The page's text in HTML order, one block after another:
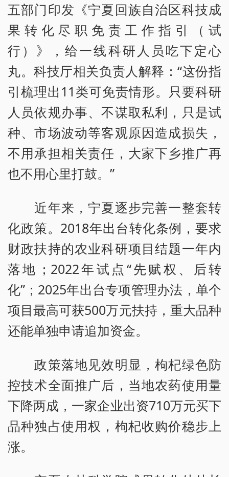
五部门印发《宁夏回族自治区科技成
果转化尽职免责工作指引（试
行）》，给一线科研人员吃下定心
丸。科技厅相关负责人解释：“这份指
引梳理出11类可免责情形。只要科研
人员依规办事、不谋取私利，只是试
种、市场波动等客观原因造成损失，
不用承担相关责任，大家下乡推广再
也不用心里打鼓。”
近年来，宁夏逐步完善一整套转
化政策。2018年出台转化条例，要求
财政扶持的农业科研项目结题一年内
落地；2022年试点“先赋权、后转
化”；2025年出台专项管理办法，单个
项目最高可获500万元扶持，重大品种
还能单独申请追加资金。
政策落地见效明显，枸杞绿色防
控技术全面推广后，当地农药使用量
下降两成，一家企业出资710万元买下
品种独占使用权，枸杞收购价稳步上
涨。